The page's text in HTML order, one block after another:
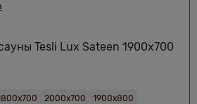
Tesli Lux Sateen 1900х700
2000х700
1900х800